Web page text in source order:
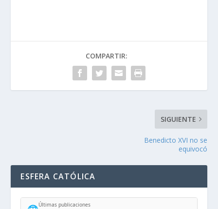
COMPARTIR:
SIGUIENTE
Benedicto XVI no se
equivocó
ESFERA CATÓLICA
Últimas publicaciones